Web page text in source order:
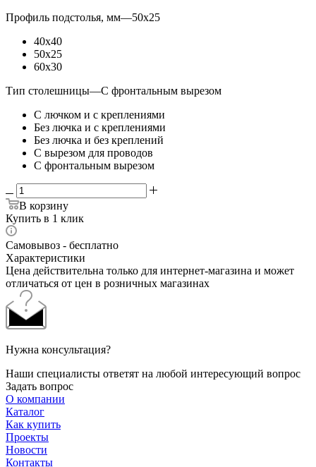
Профиль подстолья, мм—50x25
40x40
50x25
60x30
Тип столешницы—С фронтальным вырезом
С лючком и с креплениями
Без лючка и с креплениями
Без лючка и без креплений
С вырезом для проводов
С фронтальным вырезом
В корзину
Купить в 1 клик
Самовывоз - бесплатно
Характеристики
Цена действительна только для интернет-магазина и может
отличаться от цен в розничных магазинах
Нужна консультация?
Наши специалисты ответят на любой интересующий вопрос
Задать вопрос
О компании
Каталог
Как купить
Проекты
Новости
Контакты